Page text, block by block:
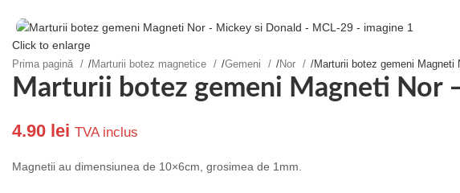
Click to enlarge
Prima pagină /Marturii botez magnetice /Gemeni /Nor /Marturii botez gemeni
Marturii botez gemeni Magneti Nor
4.90 lei TVA inclus
Magnetii au dimensiunea de 10×6cm, grosimea de 1mm.